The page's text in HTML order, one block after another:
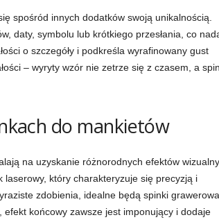
spośród innych dodatków swoją unikalnością.
daty, symbolu lub krótkiego przesłania, co
o szczegóły i podkreśla wyrafinowany gust
– wyryty wzór nie zetrze się z czasem, a
do mankietów
na uzyskanie różnorodnych efektów
który charakteryzuje się precyzją i
zdobienia, idealne będą spinki
końcowy zawsze jest imponujący i dodaje